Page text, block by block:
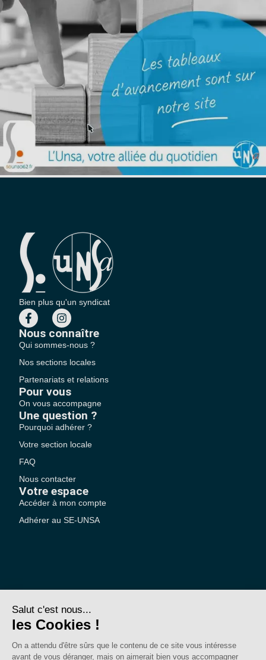
Bien plus qu'un syndicat
Nous connaître
Qui sommes-nous ?
Nos sections locales
Partenariats et relations
Pour vous
On vous accompagne
Une question ?
Pourquoi adhérer ?
Votre section locale
FAQ
Nous contacter
Votre espace
Accéder à mon compte
Adhérer au SE-UNSA
SE-Unsa est un syndicat de l’UNSA